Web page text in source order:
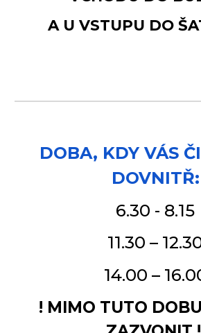
A U VSTUPU DO
DOBA, KDY VÁS
DOVNITŘ:
6.30 - 8.15
11.30 –
14.00 –
! MIMO TUTO